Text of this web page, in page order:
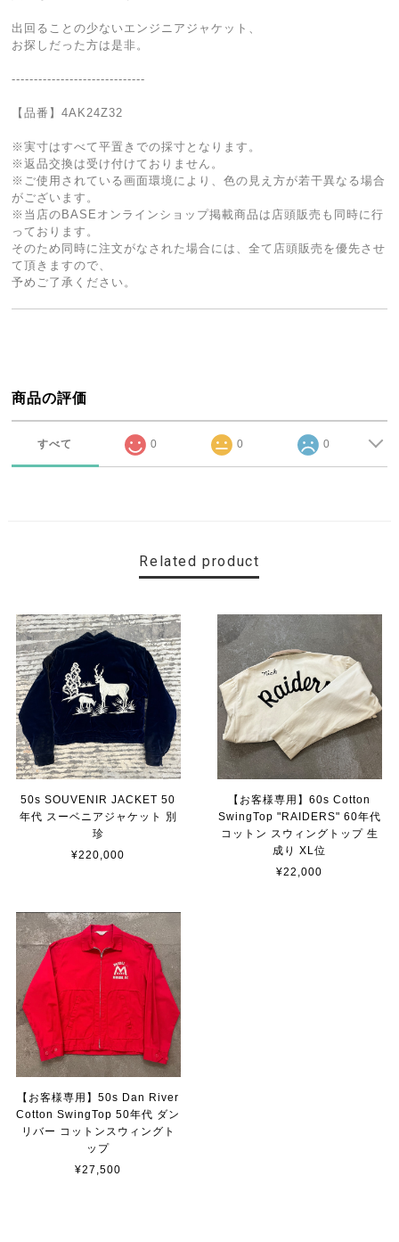
出回ることの少ないエンジニアジャケット、
お探しだった方は是非。
------------------------------
【品番】4AK24Z32
※実寸はすべて平置きでの採寸となります。
※返品交換は受け付けておりません。
※ご使用されている画面環境により、色の見え方が若干異なる場合
がございます。
※当店のBASEオンラインショップ掲載商品は店頭販売も同時に行
っております。
そのため同時に注文がなされた場合には、全て店頭販売を優先させ
て頂きますので、
予めご了承ください。
商品の評価
すべて 0 0 0
Related product
50s SOUVENIR JACKET 50
年代 スーベニアジャケット 別
珍
¥220,000
【お客様専用】60s Cotton
SwingTop "RAIDERS" 60年代
コットン スウィングトップ 生
成り XL位
¥22,000
【お客様専用】50s Dan River
Cotton SwingTop 50年代 ダン
リバー コットンスウィングト
ップ
¥27,500